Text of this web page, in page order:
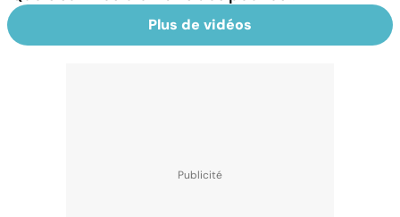
Plus de vidéos